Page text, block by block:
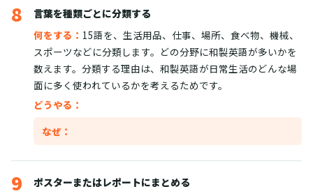
8
言葉を種類ごとに分類する
何をする： 15語を、生活用品、仕事、場所、食べ物、機械、
スポーツなどに分類します。どの分野に和製英語が多いかを
数えます。分類する理由は、和製英語が日常生活のどんな場
面に多く使われているかを考えるためです。
どうやる：
なぜ：
9
ポスターまたはレポートにまとめる